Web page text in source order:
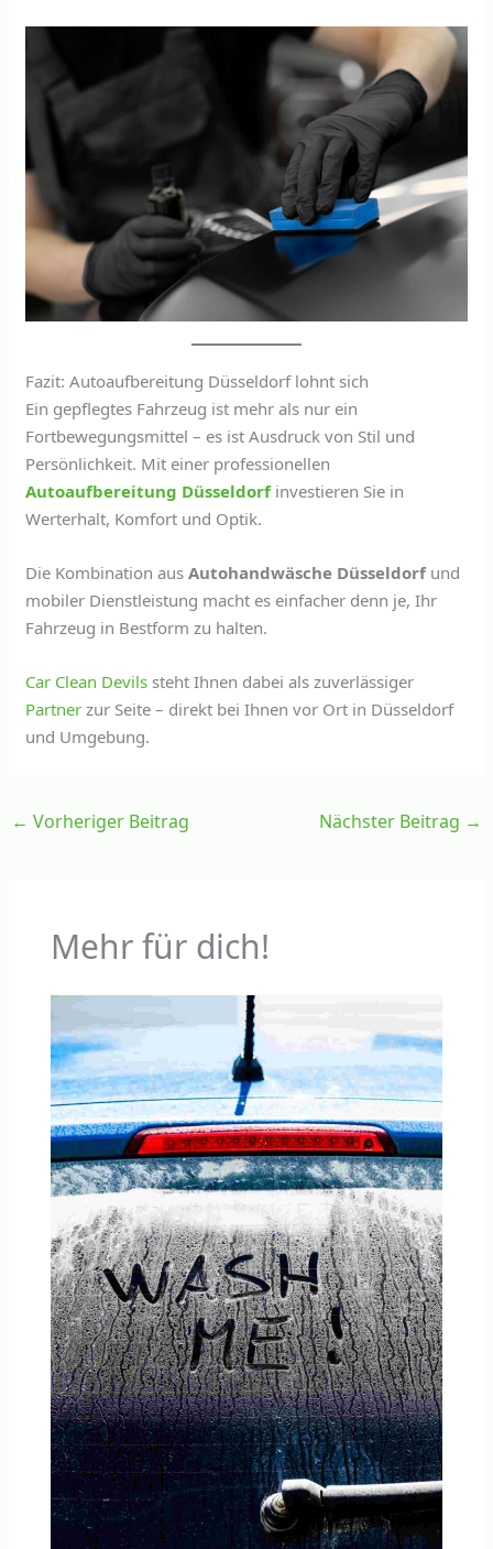
Fazit: Autoaufbereitung Düsseldorf lohnt sich
Ein gepflegtes Fahrzeug ist mehr als nur ein
Fortbewegungsmittel – es ist Ausdruck von Stil und
Persönlichkeit. Mit einer professionellen
Autoaufbereitung Düsseldorfinvestieren Sie in
Werterhalt, Komfort und Optik.
Die Kombination ausAutohandwäsche Düsseldorfund
mobiler Dienstleistung macht es einfacher denn je, Ihr
Fahrzeug in Bestform zu halten.
Car Clean Devils steht Ihnen dabei als zuverlässiger
Partner zur Seite – direkt bei Ihnen vor Ort in Düsseldorf
und Umgebung.
← Vorheriger Beitrag Nächster Beitrag →
Mehr für dich!